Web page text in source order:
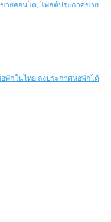
ายคอนโด, โพสต์ประกาศขาย
พักในไทย ลงประกาศหอพักได้